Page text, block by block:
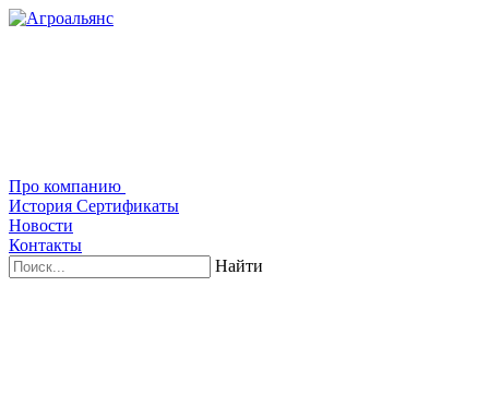
Про компанию
История Сертификаты
Новости
Контакты
Найти